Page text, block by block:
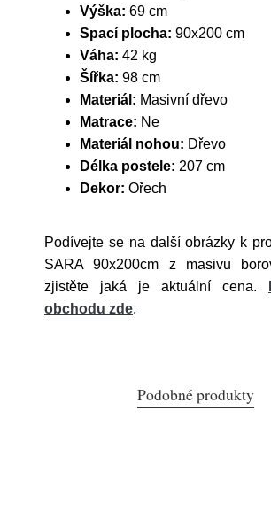
Výška: 69 cm
Spací plocha: 90x200 cm
Váha: 42 kg
Šířka: 98 cm
Materiál: Masivní dřevo
Matrace: Ne
Materiál nohou: Dřevo
Délka postele: 207 cm
Dekor: Ořech
Podívejte se na další obrázky k
SARA 90x200cm z masivu
zjistěte jaká je aktuální cena.
obchodu zde.
Podobné produkty